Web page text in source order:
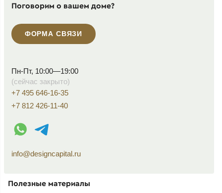
Поговорим о вашем доме?
ФОРМА СВЯЗИ
Пн-Пт, 10:00—19:00
(сейчас закрыто)
+7 495 646-16-35
+7 812 426-11-40
WhatsApp контакт
Telegram контакт
info@designcapital.ru
Полезные материалы